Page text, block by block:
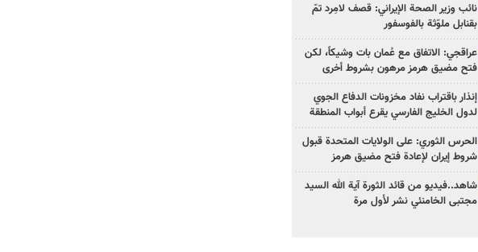
نائب وزير الصحة الإيراني: قصف لامِرد تمّ
بقنابل ملوّثة بالفوسفور
عراقجي: الاتفاق مع عُمان بات وشيكاً، لكن
فتح مضيق هرمز مرهون بشروط أخرى
إنذار باقتراب نفاد مخزونات الدفاع الجوي
لدول الخليج الفارسي يقرع أبواب المنطقة
الحرس الثوري: على الولايات المتحدة قبول
شروط إيران لإعادة فتح مضيق هرمز
شاهد..فيديو من قائد الثورة آية الله السيد
مجتبى الخامنئي نشر لأول مرة